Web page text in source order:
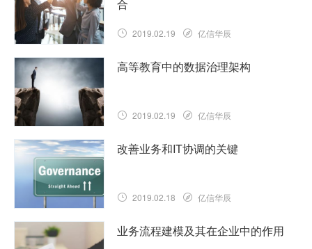
成本效益和风险可接受性。您应该采用主
观业务决策，识别问题和/或机……
合
2019.02.19 亿信华辰
过程的第四个也是最后一个阶段是优化您
的投资组合，在这里您必须开始检查其他
须在每个应用程序中添加成本和……
高等教育中的数据治理架构
2019.02.19 亿信华辰
在过去5到10年中，企业架构在高等教育
（或继续教育）领域获得了动力，许多大
不断变化和复杂的IT战略……
改善业务和IT协调的关键
2019.02.18 亿信华辰
促进业务和IT协调变得比以往任何时候都
查看详情
业务流程建模及其在企业中的作用